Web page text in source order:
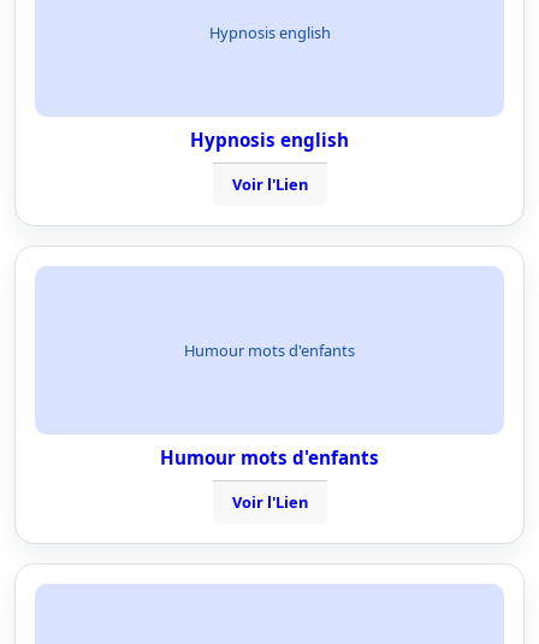
Hypnosis english
Hypnosis english
Voir l'Lien
Humour mots d'enfants
Humour mots d'enfants
Voir l'Lien